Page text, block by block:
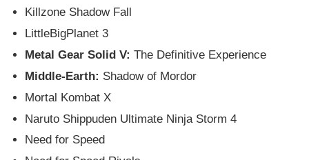
Killzone Shadow Fall
LittleBigPlanet 3
Metal Gear Solid V: The Definitive Experience
Middle-Earth: Shadow of Mordor
Mortal Kombat X
Naruto Shippuden Ultimate Ninja Storm 4
Need for Speed